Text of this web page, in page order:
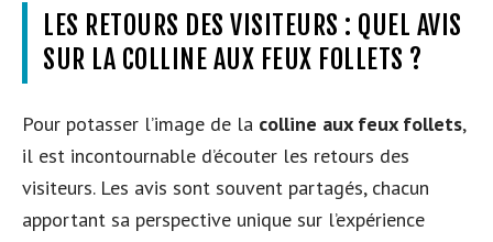
LES RETOURS DES VISITEURS : QUEL AVIS
SUR LA COLLINE AUX FEUX FOLLETS ?
Pour potasser l’image de la colline aux feux follets,
il est incontournable d’écouter les retours des
visiteurs. Les avis sont souvent partagés, chacun
apportant sa perspective unique sur l’expérience